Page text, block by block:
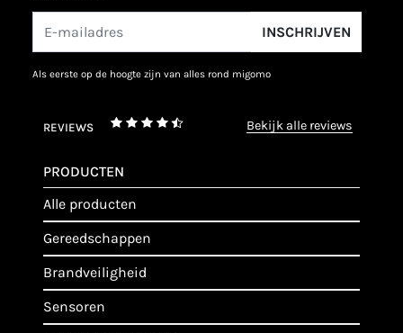
INSCHRIJVEN
als eerste op de hoogte zijn van alles rond migomo
REVIEWS bekijk alle reviews
PRODUCTEN
alle producten
gereedschappen
brandveiligheid
sensoren